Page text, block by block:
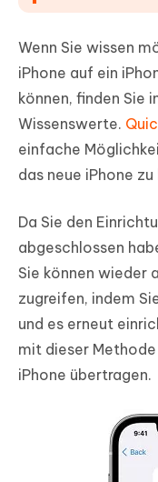
Wenn Sie wissen
iPhone auf ein
können, finden Sie
Wissenswerte.
einfache
das neue iPhone
Da Sie den
abgeschlossen
Sie können wieder
zugreifen, indem
und es erneut
mit dieser
iPhone übertragen.